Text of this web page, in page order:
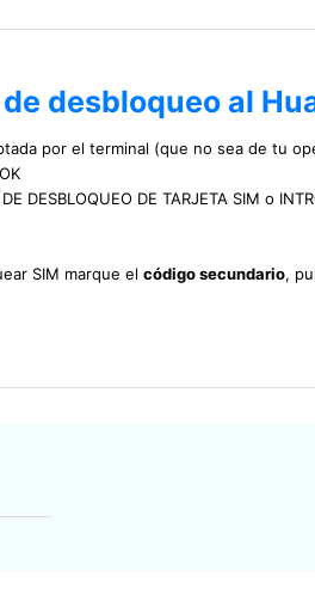
desbloqueo al
por el terminal (que no sea de tu
DE TARJETA SIM o
SIM marque el código secundario,